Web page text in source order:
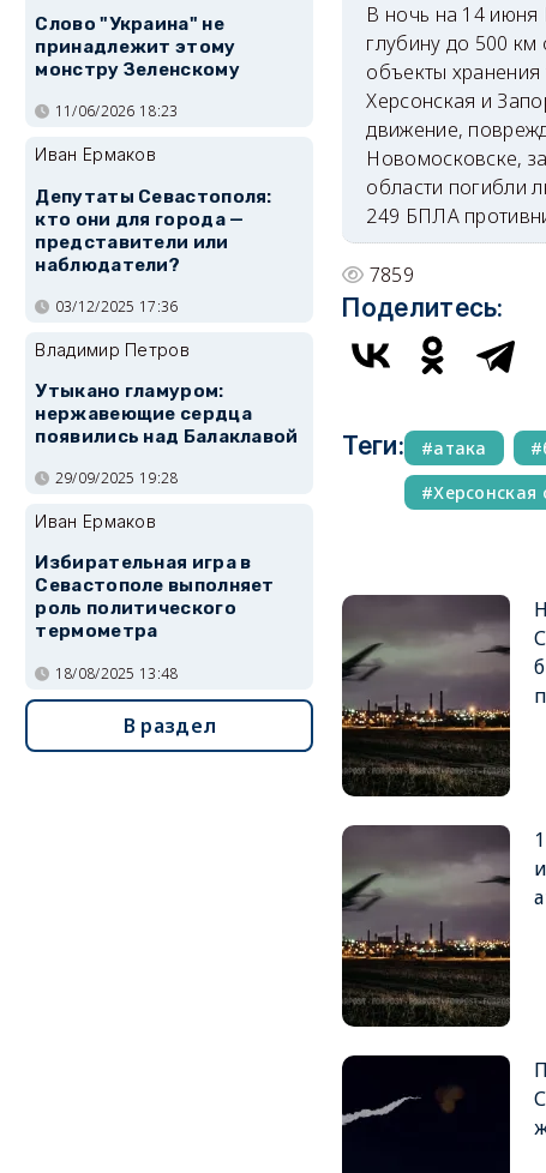
В ночь на 14 июня
глубину до 500 км
объекты хранения
Херсонская и
движение,
Новомосковске,
области погибли
249 БПЛА
7859
Поделитесь:
Теги: атака
Херсонская
Слово "Украина" не
принадлежит этому
монстру Зеленскому
11/06/2026 18:23
Иван Ермаков
Депутаты Севастополя:
кто они для города —
представители или
наблюдатели?
03/12/2025 17:36
Владимир Петров
Утыкано гламуром:
нержавеющие сердца
появились над Балаклавой
29/09/2025 19:28
Иван Ермаков
Избирательная игра в
Севастополе выполняет
роль политического
термометра
18/08/2025 13:48
В раздел